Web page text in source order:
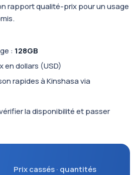
rapport qualité-prix pour un usage
: 128GB
en dollars (USD)
rapides à Kinshasa via
la disponibilité et passer
Prix cassés · quantités